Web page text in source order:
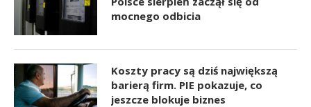
mocnego odbicia
Koszty pracy są dziś największą
barierą firm. PIE pokazuje, co
jeszcze blokuje biznes